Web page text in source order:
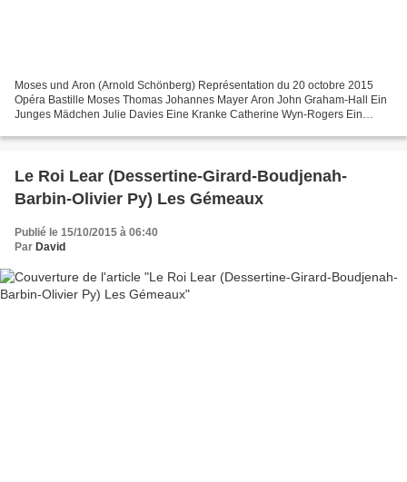
Moses und Aron (Arnold Schönberg) Représentation du 20 octobre 2015
Opéra Bastille Moses Thomas Johannes Mayer Aron John Graham-Hall Ein
Junges Mädchen Julie Davies Eine Kranke Catherine Wyn-Rogers Ein
Le Roi Lear (Dessertine-Girard-Boudjenah-
Barbin-Olivier Py) Les Gémeaux
Publié le 15/10/2015 à 06:40
Par David